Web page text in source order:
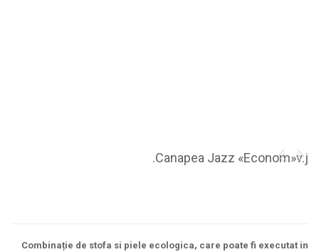
Canapea Jazz «Econom»v.j.
Combinație de stofa si piele ecologica, care poate fi executat in